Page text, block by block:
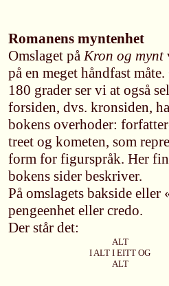
Romanens myntenhet
Omslaget påKron og mynt
på en meget håndfast
180 grader ser vi at også
forsiden, dvs. kronsiden,
bokens overhoder:
treet og kometen, som
form for figurspråk. Her
bokens sider beskriver.
På omslagets bakside
pengeenhet eller credo.
Der står det:
ALT
I ALT I EITT OG
ALT